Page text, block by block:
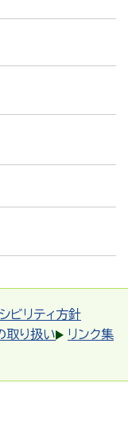
ビリティ方針
取り扱い
リンク集